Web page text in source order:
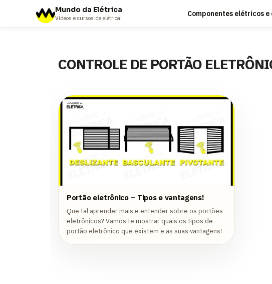
Mundo da Elétrica
Vídeos e cursos de elétrica! Componentes elétricos
CONTROLE DE PORTÃO
Portão eletrônico – Tipos e vantagens!
Que tal aprender mais e entender sobre os portões
eletrônicos? Vamos te mostrar quais os tipos de
portão eletrônico que existem e as suas vantagens!